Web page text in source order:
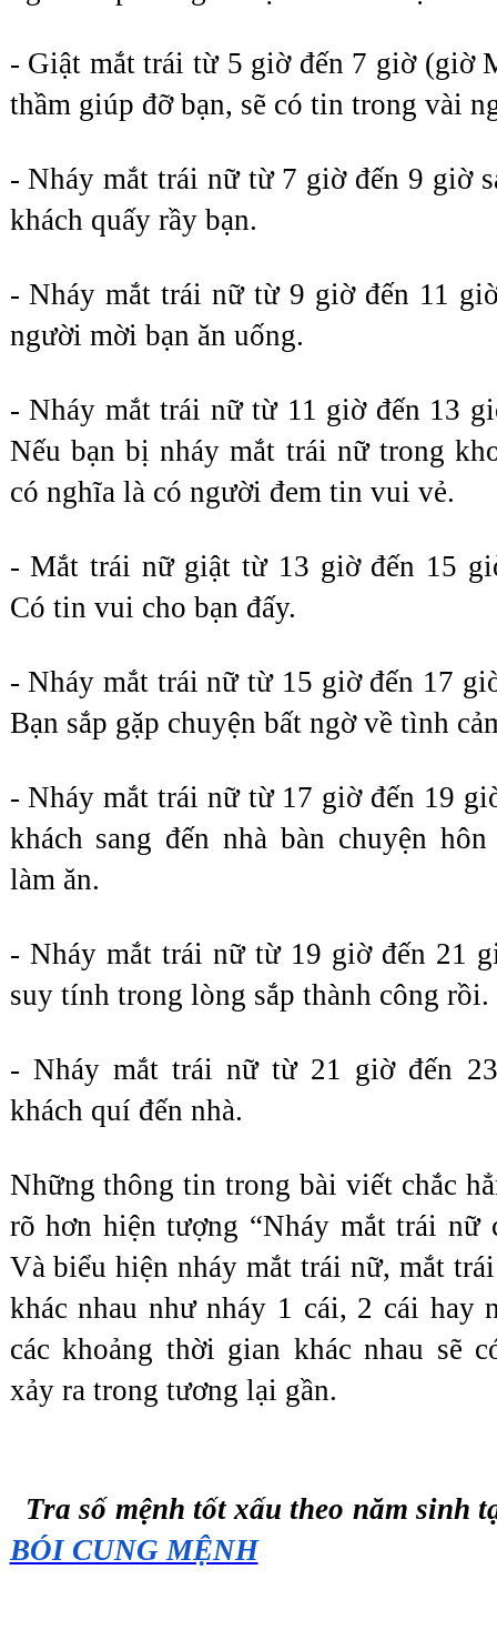
- Giật mắt trái từ 5 giờ đến 7 giờ (giờ
thầm giúp đỡ bạn, sẽ có tin trong vài
- Nháy mắt trái nữ từ 7 giờ đến 9 giờ
khách quấy rầy bạn.
- Nháy mắt trái nữ từ 9 giờ đến 11
người mời bạn ăn uống.
- Nháy mắt trái nữ từ 11 giờ đến 13
Nếu bạn bị nháy mắt trái nữ trong
có nghĩa là có người đem tin vui vẻ.
- Mắt trái nữ giật từ 13 giờ đến 15
Có tin vui cho bạn đấy.
- Nháy mắt trái nữ từ 15 giờ đến 17
Bạn sắp gặp chuyện bất ngờ về tình
- Nháy mắt trái nữ từ 17 giờ đến 19
khách sang đến nhà bàn chuyện
làm ăn.
- Nháy mắt trái nữ từ 19 giờ đến 21
suy tính trong lòng sắp thành công rồi.
- Nháy mắt trái nữ từ 21 giờ đến
khách quí đến nhà.
Những thông tin trong bài viết chắc
rõ hơn hiện tượng “Nháy mắt trái nữ
Và biểu hiện nháy mắt trái nữ, mắt
khác nhau như nháy 1 cái, 2 cái hay
các khoảng thời gian khác nhau sẽ
xảy ra trong tương lại gần.
Tra số mệnh tốt xấu theo năm sinh
BÓI CUNG MỆNH